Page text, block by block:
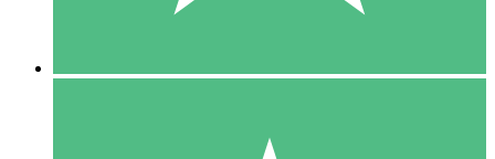
10 Nedladdningar